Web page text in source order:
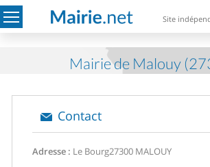
Site
Mairie de Malouy
Contact
Adresse : Le Bourg27300 MALOUY